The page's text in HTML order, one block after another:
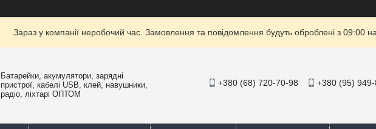
Зараз у компанії неробочий час. Замовлення та повідомлення будуть оброблені з 09:00
Батарейки, акумулятори, зарядні
пристрої, кабелі USB, клей, навушники,
радіо, ліхтарі ОПТОМ
+380 (68) 720-70-98 +380 (95)